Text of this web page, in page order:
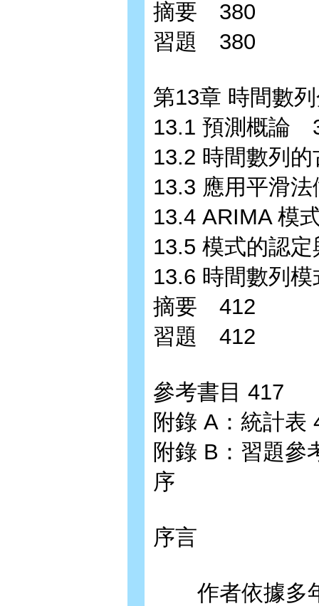
摘要 380
習題 380
第13章 時間數
13.1 預測概論
13.2 時間數列
13.3 應用平滑
13.4 ARIMA 模
13.5 模式的認
13.6 時間數列
摘要 412
習題 412
參考書目 417
附錄 A：統計表
附錄 B：習題參
序
序言
作者依據多年